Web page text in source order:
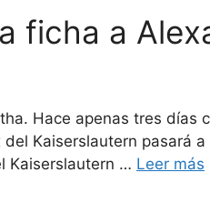
ficha a
Hace apenas tres
Kaiserslautern pasará
Kaiserslautern … Leer más